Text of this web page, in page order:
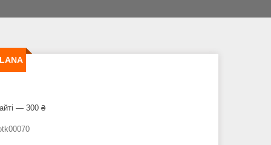
— 300 ₴